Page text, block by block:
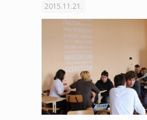
2015.11.21.